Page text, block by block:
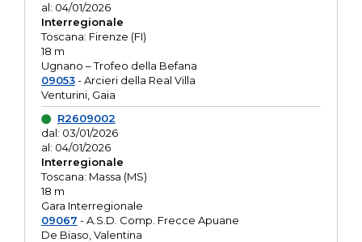
al: 04/01/2026
Interregionale
Toscana: Firenze (FI)
18 m
Ugnano – Trofeo della Befana
09053- Arcieri della Real Villa
Venturini, Gaia
R2609002
dal: 03/01/2026
al: 04/01/2026
Interregionale
Toscana: Massa (MS)
18 m
Gara Interregionale
09067 - A.S.D. Comp. Frecce Apuane
De Biaso, Valentina